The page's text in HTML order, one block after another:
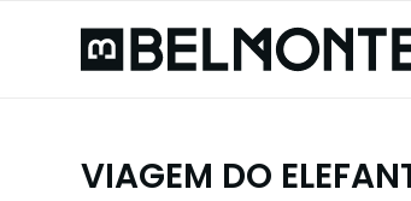
VIAGEM DO